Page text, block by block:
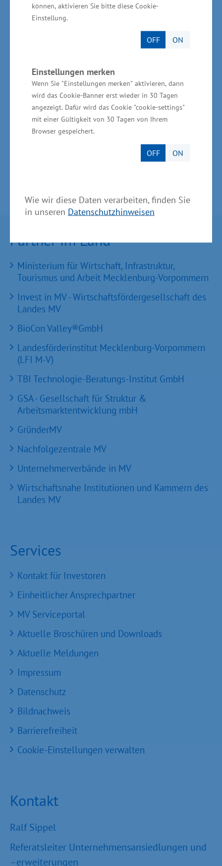
können, aktivieren Sie bitte diese Cookie-
Einstellung.
OFF ON
Einstellungen merken
Wenn Sie "Einstellungen merken" aktivieren, dann
wird das Cookie-Banner erst wieder in 30 Tagen
angezeigt. Dafür wird das Cookie "cookie-settings"
mit einer Gültigkeit von 30 Tagen von Ihrem
Browser gespeichert.
OFF ON
Wie wir diese Daten verarbeiten, finden Sie
in unseren Datenschutzhinweisen
Am Alten Hafen in Wismar legen seit dem Jahr
2012 Kreuzfahrtschiffe an. Nach Angaben der
Stadt waren es im Jahr 2019 sieben Anläufe
Passagieren, im Jahr 2020 pandemiebedingt
vier Anläufe (von drei Schiffen) mit rund 420
Passagieren. Für das Jahr 2021 sind neun
Anläufe von vier unterschiedlichen Schiffen
geplant.
Partner im Land
Ministerium für Wirtschaft, Infrastruktur,
Tourismus und Arbeit Mecklenburg-Vorpommern
Invest in MV - Wirtschaftsfördergesellschaft des
Landes MV
BioCon Valley®GmbH
Landesförderinstitut Mecklenburg-Vorpommern
(LFI M-V)
TBI Technologie-Beratungs-Institut GmbH
GSA - Gesellschaft für Struktur &
Arbeitsmarktentwicklung mbH
GründerMV
Nachfolgezentrale MV
Unternehmerverbände in MV
Wirtschaftsnahe Institutionen und Kammern des
Landes MV
Services
Kontakt für Investoren
Einheitlicher Ansprechpartner
MV Serviceportal
Aktuelle Broschüren und Downloads
Aktuelle Meldungen
Impressum
Datenschutz
Bildnachweis
Barrierefreiheit
Cookie-Einstellungen verwalten
Kontakt
Ralf Sippel
Referatsleiter Unternehmensansiedlungen und
–erweiterungen